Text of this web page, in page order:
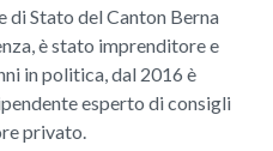
di Stato del Canton Berna
è stato imprenditore e
in politica, dal 2016 è
esperto di consigli
privato.